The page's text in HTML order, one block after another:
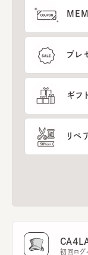
プレ
ギフ
リペ
初回ログ